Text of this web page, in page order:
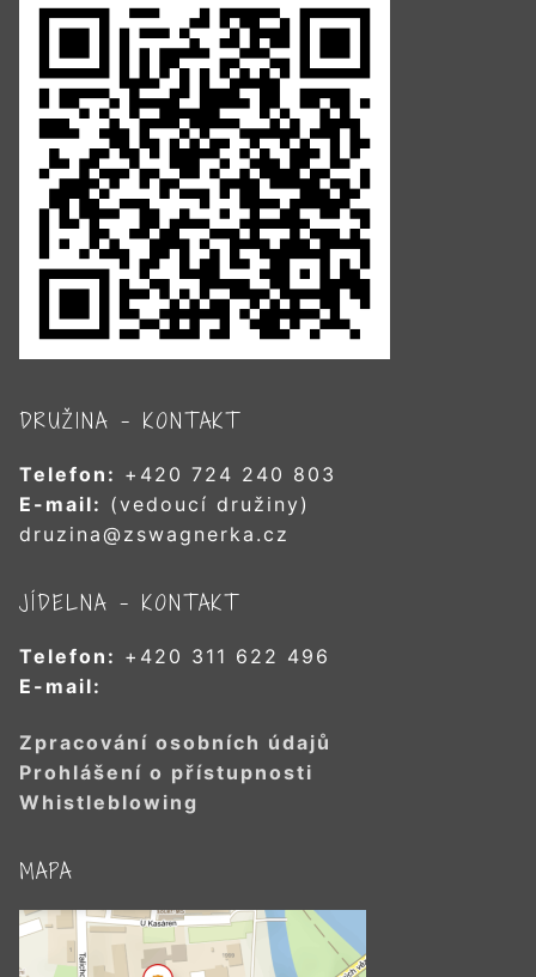
DRUŽINA – KONTAKT
Telefon: +420 724 240 803
E-mail: (vedoucí družiny)
druzina@zswagnerka.cz
JÍDELNA – KONTAKT
Telefon: +420 311 622 496
E-mail:
Zpracování osobních údajů
Prohlášení o přístupnosti
Whistleblowing
MAPA